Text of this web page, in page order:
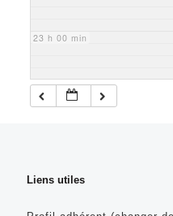
23 h 00 min
Liens utiles